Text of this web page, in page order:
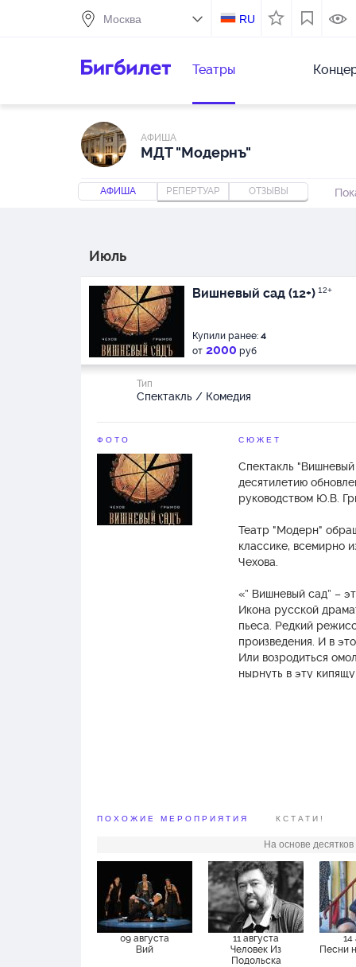
RU
Театры
АФИША
МДТ "Модернъ"
АФИША РЕПЕРТУАР ОТЗЫВЫ
Июль
Вишневый сад (12+) 12+
Купили ранее: 4
от 2000 руб
Тип
Спектакль / Комедия
ФОТО СЮЖЕТ
Спектакль
десятилетию
руководством Ю.В.
Театр "Модерн"
классике, всемирно
Чехова.
«” Вишневый сад” –
Икона русской
пьеса. Редкий
произведения. И в
Или возродиться
нырнуть в эту
ПОХОЖИЕ МЕРОПРИЯТИЯ КСТАТИ!
На основе
09 августа
Вий
11 августа
Человек Из
Подольска
14
Песни